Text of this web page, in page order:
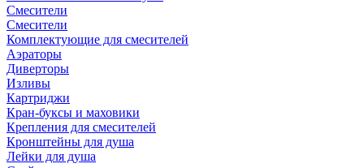
Смесители
Смесители
Комплектующие для смесителей
Аэраторы
Диверторы
Изливы
Картриджи
Кран-буксы и маховики
Крепления для смесителей
Кронштейны для душа
Лейки для душа